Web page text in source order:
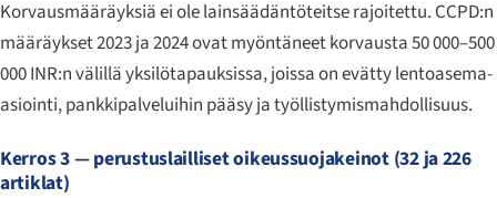
Korvausmääräyksiä ei ole lainsäädäntöteitse rajoitettu. CCPD:n
määräykset 2023 ja 2024 ovat myöntäneet korvausta 50 000–500
000 INR:n välillä yksilötapauksissa, joissa on evätty lentoasema-
asiointi, pankkipalveluihin pääsy ja työllistymismahdollisuus.
Kerros 3 — perustuslailliset oikeussuojakeinot (32 ja 226
artiklat)